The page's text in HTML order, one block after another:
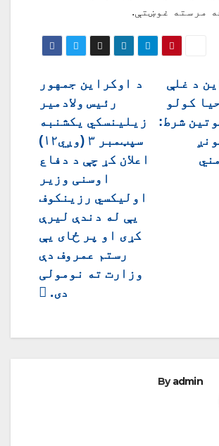
مرسته غوښتې.
د اوکراین جمهور
رئیس ولادمیر
زیلینسکي یکشنبه
سپټمبر ۳ (وږي۱۲)
اعلان کړ چې د دفاع
اوسنی وزیر
اولیکسي رزینکوف
یې له دندې لیرې
کړی او پر ځای یې
رستم عمروف دې
وزارت ته نومولی
دی.
د غلې
کولو
شرط:
Byadmin